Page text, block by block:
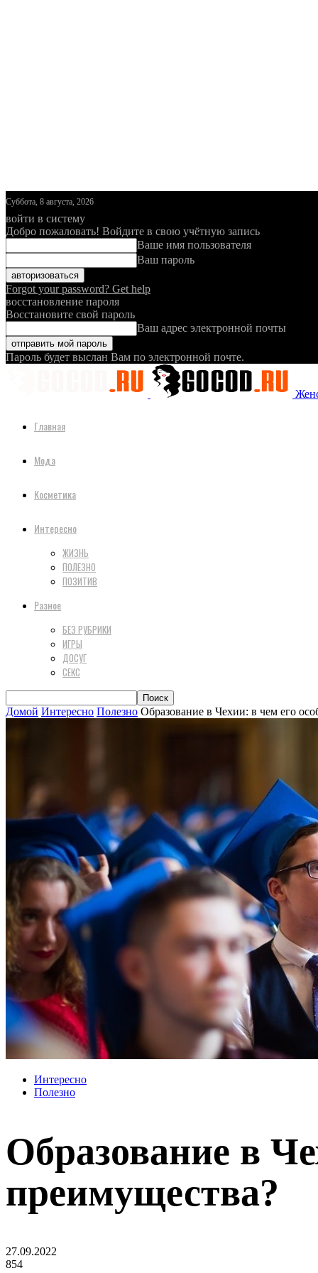
Суббота, 8 августа, 2026
войти в систему
Добро пожаловать! Войдите в свою учётную запись
Ваше имя пользователя
Ваш пароль
Forgot your password? Get help
восстановление пароля
Восстановите свой пароль
Ваш адрес электронной почты
Пароль будет выслан Вам по электронной почте.
Главная
Мода
Косметика
Интересно
ЖИЗНЬ
ПОЛЕЗНО
ПОЗИТИВ
Разное
БЕЗ РУБРИКИ
ИГРЫ
ДОСУГ
СЕКС
Домой Интересно Полезно Образование в Чехии: в чем его
Интересно
Полезно
Образование в
преимущества?
27.09.2022
854